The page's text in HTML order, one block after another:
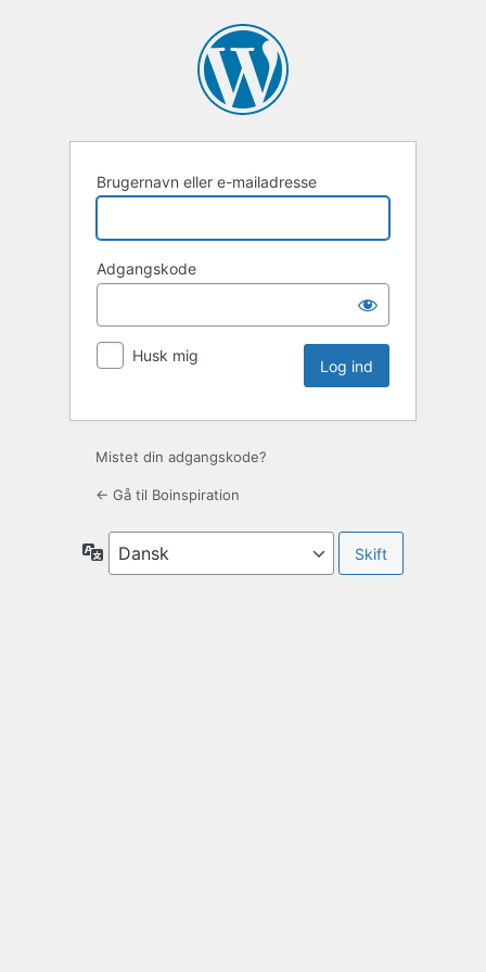
Brugernavn eller e-mailadresse
Adgangskode
Husk mig
Mistet din adgangskode?
← Gå til Boinspiration
Sprog